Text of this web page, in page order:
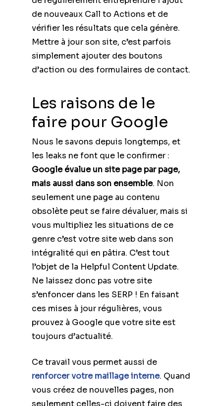
de nouveaux Call to Actions et de
vérifier les résultats que cela génère.
Mettre à jour son site, c’est parfois
simplement ajouter des boutons
d’action ou des formulaires de contact.
Les raisons de le
faire pour Google
Nous le savons depuis longtemps, et
les leaks ne font que le confirmer :
Google évalue un site page par page,
mais aussi dans son ensemble. Non
seulement une page au contenu
obsolète peut se faire dévaluer, mais si
vous multipliez les situations de ce
genre c’est votre site web dans son
intégralité qui en pâtira. C’est tout
l’objet de la Helpful Content Update.
Ne laissez donc pas votre site
s’enfoncer dans les SERP ! En faisant
ces mises à jour régulières, vous
prouvez à Google que votre site est
toujours d’actualité.
Ce travail vous permet aussi de
renforcer votre maillage interne. Quand
vous créez de nouvelles pages, non
seulement celles-ci doivent faire des